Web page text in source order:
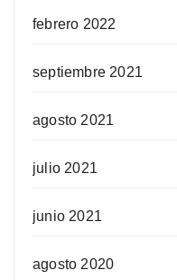
febrero 2022
septiembre 2021
agosto 2021
julio 2021
junio 2021
agosto 2020